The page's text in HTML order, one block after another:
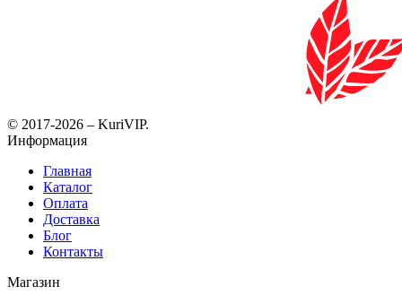
© 2017-2026 – KuriVIP.
Информация
Главная
Каталог
Оплата
Доставка
Блог
Контакты
Магазин